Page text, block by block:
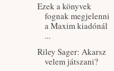
Ezek a könyvek
fognak megjelenni
a Maxim kiadónál
...
Riley Sager: Akarsz ​
velem játszani?